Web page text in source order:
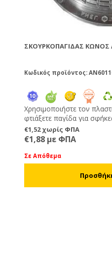
ΣΚΟΥΡΚΟΠΑΓΊΔΑΣ ΚΏΝΟΣ
Κωδικός προϊόντος:
Χρησιμοποιήστε τον
φτιάξετε παγίδα για
(σερσένι), η ασιατική
προσαρμοστεί σε
οποιαδήποτε άλλη
βίντεο στο διπλανό tab για
κατασκευή της παγίδας.
€1,52 χωρίς ΦΠΑ
€1,88 με ΦΠΑ
Σε Απόθεμα